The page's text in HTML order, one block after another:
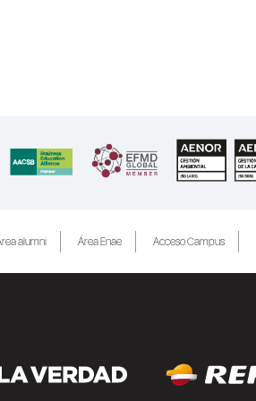
alumni Área Enae Acceso Campus